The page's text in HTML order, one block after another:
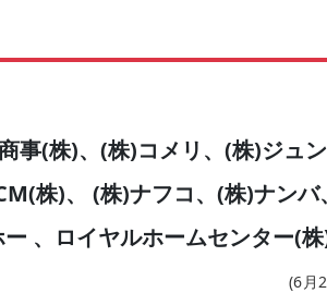
事(株)、(株)コメリ、(株)ジュ
株)、 (株)ナフコ、(株)ナンバ
、ロイヤルホームセンター(
(6月